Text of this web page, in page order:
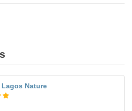
Lagos Nature